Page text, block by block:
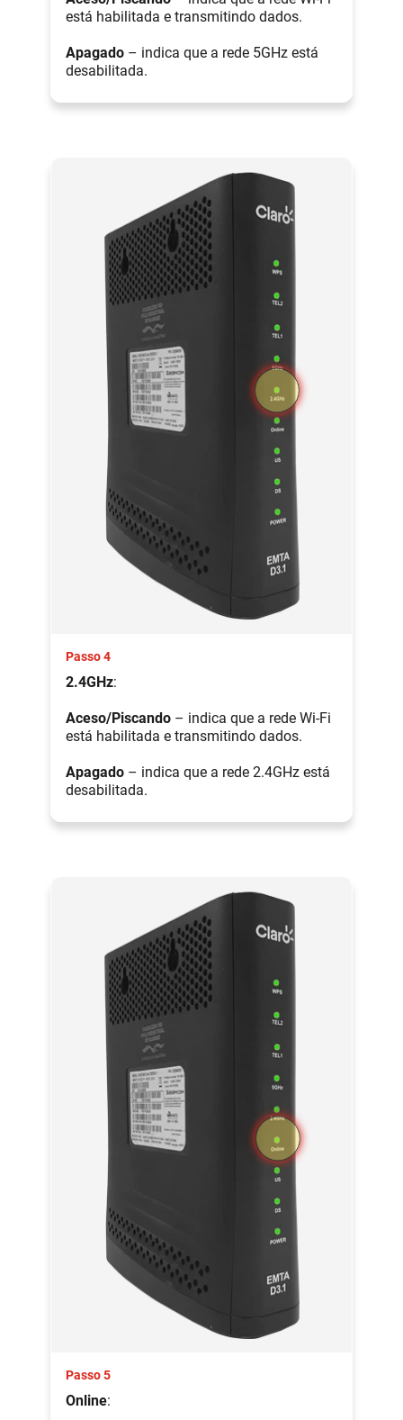
está habilitada e transmitindo dados.
Apagado – indica que a rede 5GHz está
desabilitada.
Passo 4
2.4GHz:
Aceso/Piscando – indica que a rede Wi-Fi
está habilitada e transmitindo dados.
Apagado – indica que a rede 2.4GHz está
desabilitada.
Passo 5
Online: